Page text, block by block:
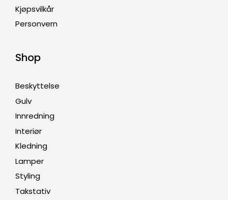
Kjøpsvilkår
Personvern
Shop
Beskyttelse
Gulv
Innredning
Interiør
Kledning
Lamper
Styling
Takstativ